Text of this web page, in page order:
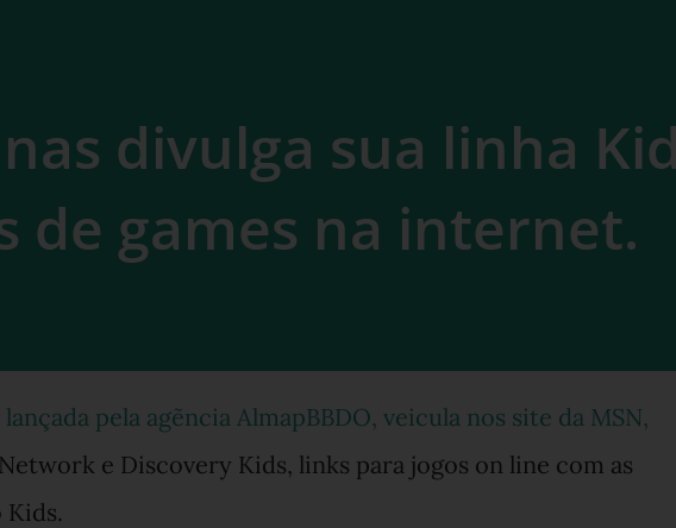
divulga sua linha
de games na internet.
pela agẽncia AlmapBBDO, veicula nos site da MSN,
e Discovery Kids, links para jogos on line com as
Kids.